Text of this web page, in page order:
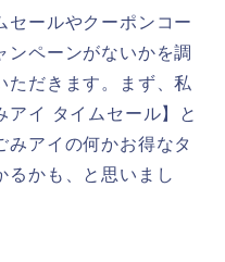
セールやクーポンコー
ンペーンがないかを調
ただきます。まず、私
アイ タイムセール】と
みアイの何かお得なタ
るかも、と思いまし